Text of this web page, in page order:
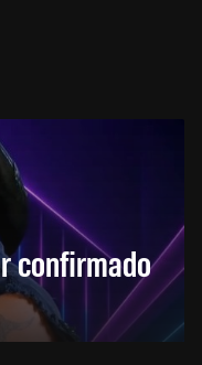
confirmado